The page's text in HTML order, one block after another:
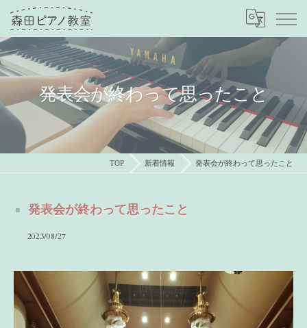
発表会が終わって思ったこと
TOP 新着情報 発表会が終わって思ったこと
発表会が終わって思ったこと
2023/08/27